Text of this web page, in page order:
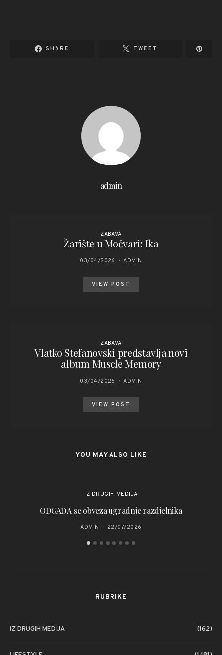
SHARE TWEET
admin
ZABAVA
Žarište u Močvari: Ika
03/04/2026 ADMIN
VIEW POST
ZABAVA
Vlatko Stefanovski predstavlja novi
album Muscle Memory
03/04/2026 ADMIN
VIEW POST
YOU MAY ALSO LIKE
IZ DRUGIH MEDIJA
ODGAĐA se obveza ugradnje razdjelnika
ADMIN 22/07/2026
RUBRIKE
IZ DRUGIH MEDIJA (162)